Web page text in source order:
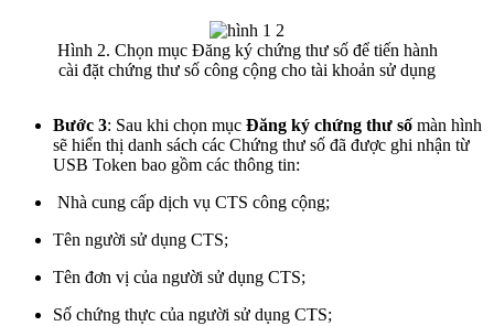
Hình 2. Chọn mục Đăng ký chứng thư số để tiến hành
cài đặt chứng thư số công cộng cho tài khoản sử dụng
Bước 3: Sau khi chọn mục Đăng ký chứng thư số màn hình
sẽ hiển thị danh sách các Chứng thư số đã được ghi nhận từ
USB Token bao gồm các thông tin:
Nhà cung cấp dịch vụ CTS công cộng;
Tên người sử dụng CTS;
Tên đơn vị của người sử dụng CTS;
Số chứng thực của người sử dụng CTS;